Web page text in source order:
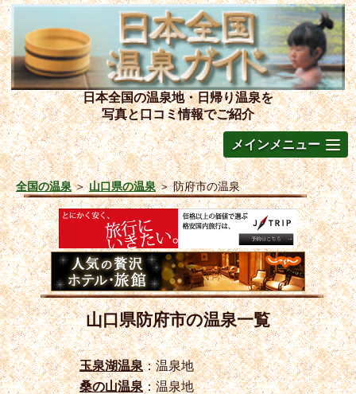
日本全国の温泉地・日帰り温泉を
写真と口コミ情報でご紹介
メインメニュー
全国の温泉＞山口県の温泉＞防府市の温泉
山口県防府市の温泉一覧
玉泉湖温泉：温泉地
桑の山温泉：温泉地